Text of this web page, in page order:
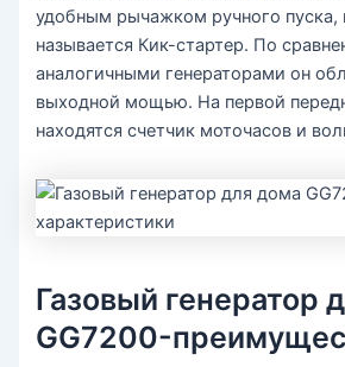
удобным рычажком ручного пуска,
называется Кик-стартер. По
аналогичными генераторами он
выходной мощью. На первой
находятся счетчик моточасов и
Газовый генератор
GG7200-